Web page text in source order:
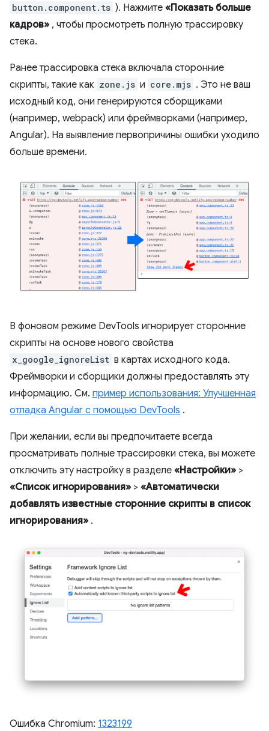
button.component.ts ). Нажмите «Показать больше
кадров» , чтобы просмотреть полную трассировку
стека.
Ранее трассировка стека включала сторонние
скрипты, такие как zone.js и core.mjs . Это не ваш
исходный код, они генерируются сборщиками
(например, webpack) или фреймворками (например,
Angular). На выявление первопричины ошибки уходило
больше времени.
В фоновом режиме DevTools игнорирует сторонние
скрипты на основе нового свойства
x_google_ignoreList в картах исходного кода.
Фреймворки и сборщики должны предоставлять эту
информацию. См. пример использования: Улучшенная
отладка Angular с помощью DevTools .
При желании, если вы предпочитаете всегда
просматривать полные трассировки стека, вы можете
отключить эту настройку в разделе «Настройки» >
«Список игнорирования» > «Автоматически
добавлять известные сторонние скрипты в список
игнорирования» .
Ошибка Chromium: 1323199